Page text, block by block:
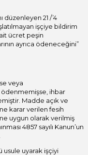
21 /’4
işçiye bildirim
ücret peşin
ayrıca ödeneceğini”
veya
ihbar
Madde açık ve
karar verilen fesih
uygun olarak verilmiş
4857 sayılı Kanun’un
usule uyarak işçiyi